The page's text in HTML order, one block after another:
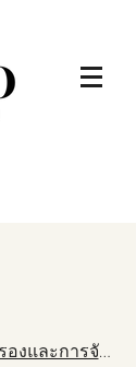
งและการจัดเรียง